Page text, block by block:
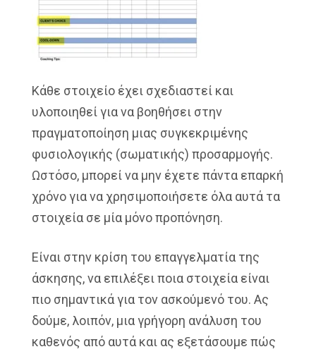
Κάθε στοιχείο έχει σχεδιαστεί και
υλοποιηθεί για να βοηθήσει στην
πραγματοποίηση μιας συγκεκριμένης
φυσιολογικής (σωματικής) προσαρμογής.
Ωστόσο, μπορεί να μην έχετε πάντα επαρκή
χρόνο για να χρησιμοποιήσετε όλα αυτά τα
στοιχεία σε μία μόνο προπόνηση.
Είναι στην κρίση του επαγγελματία της
άσκησης, να επιλέξει ποια στοιχεία είναι
πιο σημαντικά για τον ασκούμενό του. Ας
δούμε, λοιπόν, μια γρήγορη ανάλυση του
καθενός από αυτά και ας εξετάσουμε πώς